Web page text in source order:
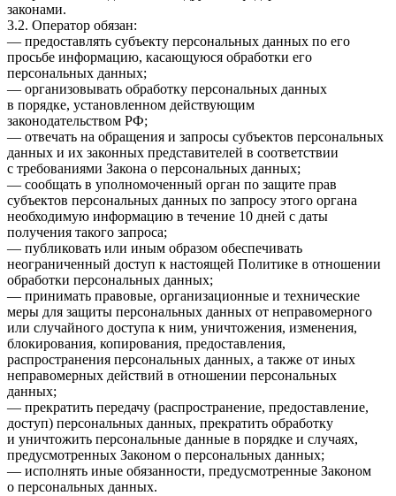
законами.
3.2. Оператор обязан:
— предоставлять субъекту персональных данных по его
просьбе информацию, касающуюся обработки его
персональных данных;
— организовывать обработку персональных данных
в порядке, установленном действующим
законодательством РФ;
— отвечать на обращения и запросы субъектов персональных
данных и их законных представителей в соответствии
с требованиями Закона о персональных данных;
— сообщать в уполномоченный орган по защите прав
субъектов персональных данных по запросу этого органа
необходимую информацию в течение 10 дней с даты
получения такого запроса;
— публиковать или иным образом обеспечивать
неограниченный доступ к настоящей Политике в отношении
обработки персональных данных;
— принимать правовые, организационные и технические
меры для защиты персональных данных от неправомерного
или случайного доступа к ним, уничтожения, изменения,
блокирования, копирования, предоставления,
распространения персональных данных, а также от иных
неправомерных действий в отношении персональных
данных;
— прекратить передачу (распространение, предоставление,
доступ) персональных данных, прекратить обработку
и уничтожить персональные данные в порядке и случаях,
предусмотренных Законом о персональных данных;
— исполнять иные обязанности, предусмотренные Законом
о персональных данных.